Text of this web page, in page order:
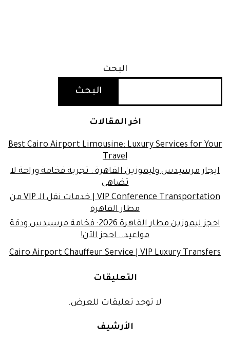
البحث
البحث
اخر المقالات
Best Cairo Airport Limousine: Luxury Services for Your
Travel
ايجار مرسيدس وليموزين القاهرة : تجربة فخامة وراحة لا
تضاهى
VIP Conference Transportation | خدمات نقل الـ VIP من
مطار القاهرة
احجز ليموزين مطار القاهرة 2026: فخامة مرسيدس ودقة
مواعيد.. احجز الآن!
Cairo Airport Chauffeur Service | VIP Luxury Transfers
التعليقات
لا توجد تعليقات للعرض.
الأرشيف